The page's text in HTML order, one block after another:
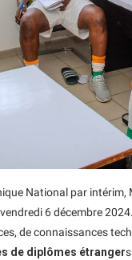
National par
6 décembre
de connaissances
de diplômes étranger